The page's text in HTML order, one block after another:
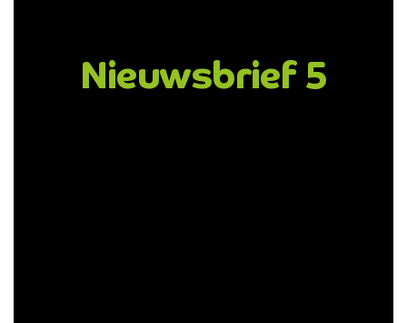
Nieuwsbrief 5